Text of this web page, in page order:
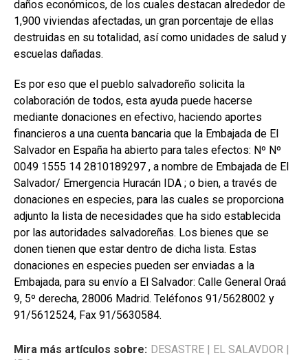
daños económicos, de los cuales destacan alrededor de
1,900 viviendas afectadas, un gran porcentaje de ellas
destruidas en su totalidad, así como unidades de salud y
escuelas dañadas.
Es por eso que el pueblo salvadoreño solicita la
colaboración de todos, esta ayuda puede hacerse
mediante donaciones en efectivo, haciendo aportes
financieros a una cuenta bancaria que la Embajada de El
Salvador en España ha abierto para tales efectos: Nº Nº
0049 1555 14 2810189297 , a nombre de Embajada de El
Salvador/ Emergencia Huracán IDA ; o bien, a través de
donaciones en especies, para las cuales se proporciona
adjunto la lista de necesidades que ha sido establecida
por las autoridades salvadoreñas. Los bienes que se
donen tienen que estar dentro de dicha lista. Estas
donaciones en especies pueden ser enviadas a la
Embajada, para su envío a El Salvador: Calle General Oraá
9, 5º derecha, 28006 Madrid. Teléfonos 91/5628002 y
91/5612524, Fax 91/5630584.
Mira más artículos sobre: DESASTRE EL SALAVDOR